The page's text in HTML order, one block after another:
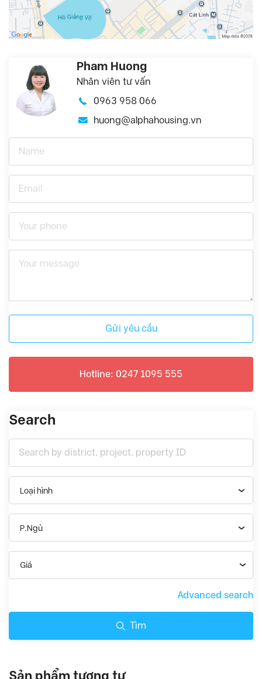
Pham Huong
Nhân viên tư vấn
0963 958 066
huong@alphahousing.vn
Gửi yêu cầu
Hotline: 0247 1095 555
Search
Loại hình
P.Ngủ
Giá
Advanced search
Tìm
Sản phẩm tương tự